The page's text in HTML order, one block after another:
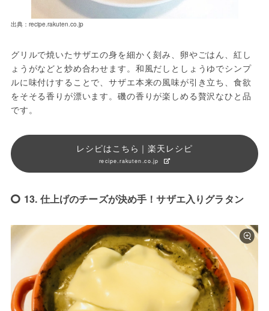
出典：recipe.rakuten.co.jp
グリルで焼いたサザエの身を細かく刻み、卵やごはん、紅し
ょうがなどと炒め合わせます。和風だしとしょうゆでシンプ
ルに味付けすることで、サザエ本来の風味が引き立ち、食欲
をそそる香りが漂います。磯の香りが楽しめる贅沢なひと品
です。
レシピはこちら｜楽天レシピ
recipe.rakuten.co.jp
13. 仕上げのチーズが決め手！サザエ入りグラタン